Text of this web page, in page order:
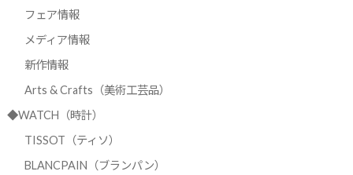
フェア情報
メディア情報
新作情報
Arts & Crafts（美術工芸品）
◆WATCH（時計）
TISSOT（ティソ）
BLANCPAIN（ブランパン）